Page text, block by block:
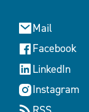
Mail
Facebook
LinkedIn
Instagram